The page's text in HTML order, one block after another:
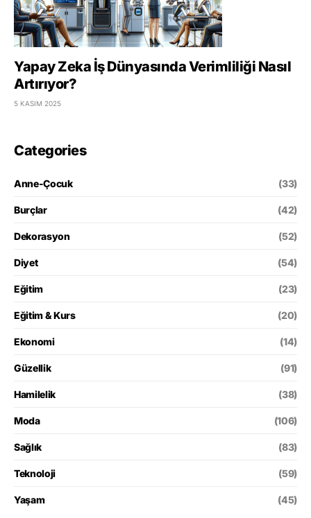
Yapay Zeka İş Dünyasında Verimliliği Nasıl
Artırıyor?
5 KASIM 2025
Categories
Anne-Çocuk (33)
Burçlar (42)
Dekorasyon (52)
Diyet (54)
Eğitim (23)
Eğitim & Kurs (20)
Ekonomi (14)
Güzellik (91)
Hamilelik (38)
Moda (106)
Sağlık (83)
Teknoloji (59)
Yaşam (45)